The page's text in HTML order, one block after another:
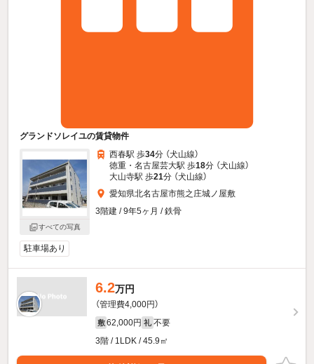
グランドソレイユの賃貸物件
すべての写真
西春駅 歩34分 （犬山線）
徳重・名古屋芸大駅 歩18分 （犬山線）
大山寺駅 歩21分 （犬山線）
愛知県北名古屋市熊之庄城ノ屋敷
3階建 / 9年5ヶ月 / 鉄骨
駐車場あり
6.2万円
（管理費4,000円）
敷 62,000円 礼 不要
3階 / 1LDK / 45.9㎡